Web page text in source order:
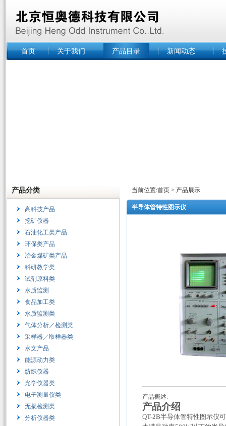
首页 关于我们 产品目录 新闻动态
产品分类
高科技产品
挖矿仪器
石油化工类产品
环保类产品
冶金煤矿类产品
科研教学类
试剂原料类
水质监测
食品加工类
水质监测类
气体分析／检测类
采样器／取样器类
水文产品
能源动力类
纺织仪器
光学仪器类
电子测量仪类
无损检测类
分析仪器类
当前位置:首页 > 产品展示
半导体管特性图示仪
产品概述:
产品介绍
QT-2B半导体管特性图示仪